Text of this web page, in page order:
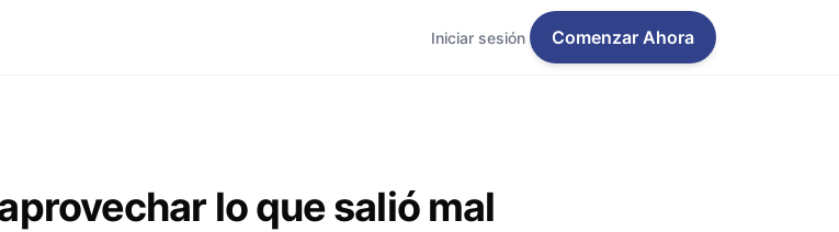
Iniciar sesión Comenzar Ahora
lo que salió mal